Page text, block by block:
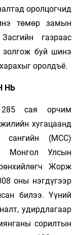
оролцогчид
төмөр замын
газраас
золгож буй шинэ
оролдъё.
НЬ
285 сая орчим
хугацаанд
сангийн (МСС)
Монгол Улсын
Жорж
оны нэгдүгээр
билээ. Үүний
удирдлагаар
сорилтын